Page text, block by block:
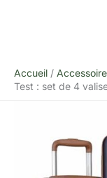
Accueil
Test : set de 4